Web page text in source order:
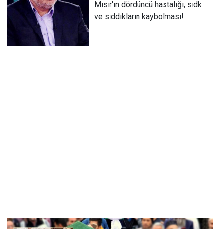
Mısır'ın dördüncü hastalığı, sıdk
ve sıddıkların kaybolması!